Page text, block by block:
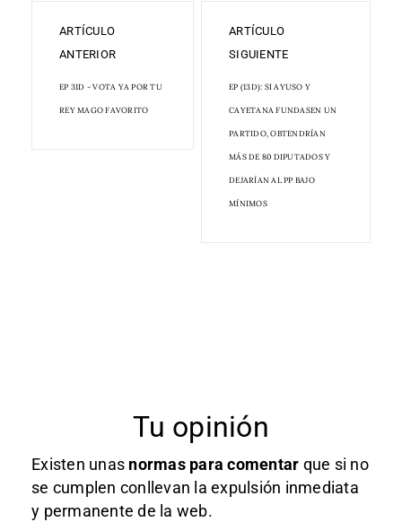
ARTÍCULO
ANTERIOR
EP 31D - VOTA YA POR TU
REY MAGO FAVORITO
ARTÍCULO
SIGUIENTE
EP (13D): SI AYUSO Y
CAYETANA FUNDASEN UN
PARTIDO, OBTENDRÍAN
MÁS DE 80 DIPUTADOS Y
DEJARÍAN AL PP BAJO
MÍNIMOS
Tu opinión
Existen unas normas para comentar que si no
se cumplen conllevan la expulsión inmediata
y permanente de la web.